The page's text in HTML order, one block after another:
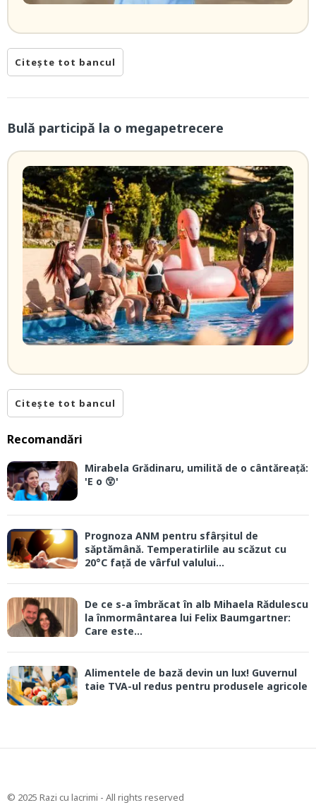
Citește tot bancul
Bulă participă la o megapetrecere
Citește tot bancul
Recomandări
Mirabela Grădinaru, umilită de o cântăreață:
'E o 😲'
Prognoza ANM pentru sfârșitul de
săptămână. Temperatirlile au scăzut cu
20°C față de vârful valului...
De ce s-a îmbrăcat în alb Mihaela Rădulescu
la înmormântarea lui Felix Baumgartner:
Care este...
Alimentele de bază devin un lux! Guvernul
taie TVA-ul redus pentru produsele agricole
© 2025 Razi cu lacrimi - All rights reserved